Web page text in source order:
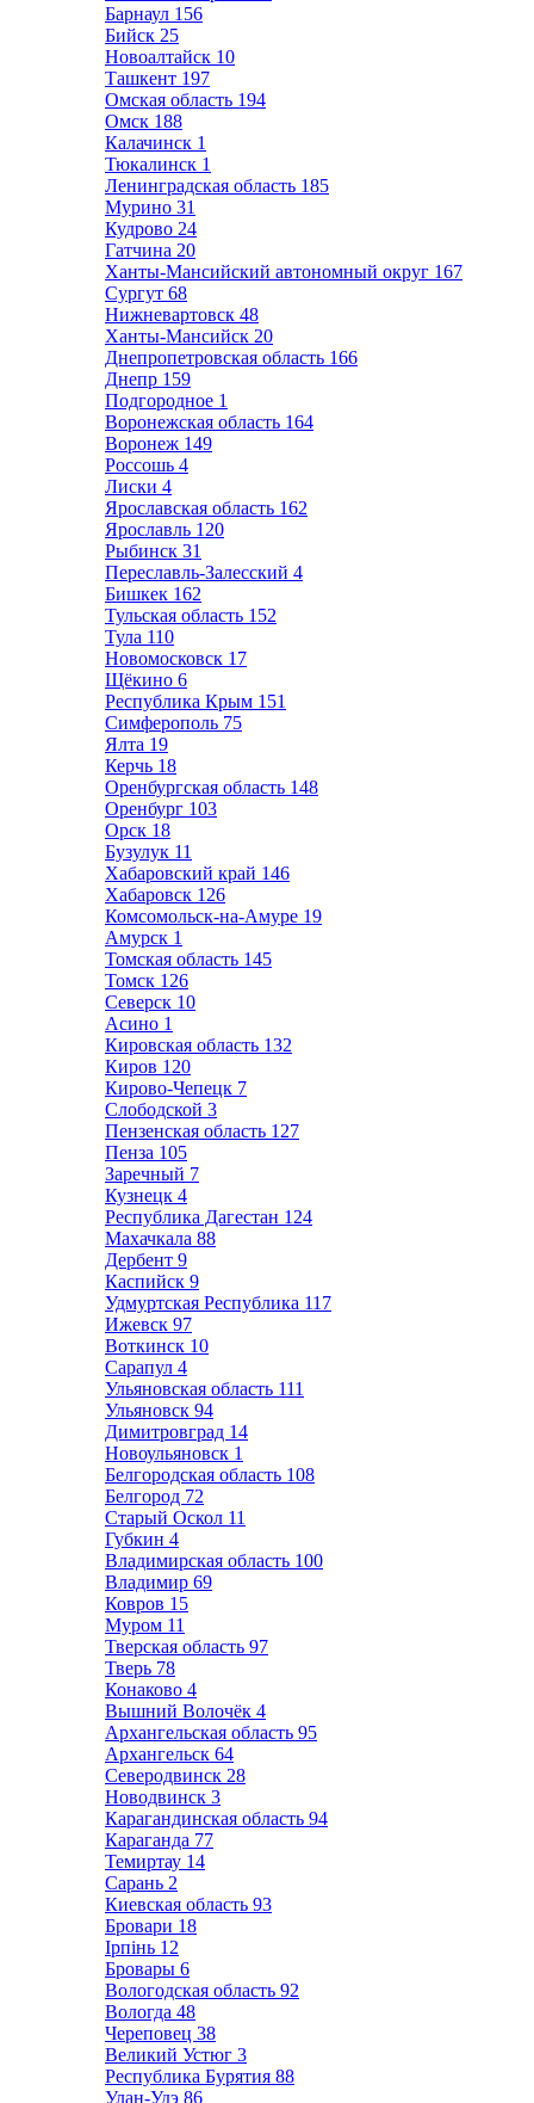
Барнаул 156
Бийск 25
Новоалтайск 10
Ташкент 197
Омская область 194
Омск 188
Калачинск 1
Тюкалинск 1
Ленинградская область 185
Мурино 31
Кудрово 24
Гатчина 20
Ханты-Мансийский автономный округ 167
Сургут 68
Нижневартовск 48
Ханты-Мансийск 20
Днепропетровская область 166
Днепр 159
Подгородное 1
Воронежская область 164
Воронеж 149
Россошь 4
Лиски 4
Ярославская область 162
Ярославль 120
Рыбинск 31
Переславль-Залесский 4
Бишкек 162
Тульская область 152
Тула 110
Новомосковск 17
Щёкино 6
Республика Крым 151
Симферополь 75
Ялта 19
Керчь 18
Оренбургская область 148
Оренбург 103
Орск 18
Бузулук 11
Хабаровский край 146
Хабаровск 126
Комсомольск-на-Амуре 19
Амурск 1
Томская область 145
Томск 126
Северск 10
Асино 1
Кировская область 132
Киров 120
Кирово-Чепецк 7
Слободской 3
Пензенская область 127
Пенза 105
Заречный 7
Кузнецк 4
Республика Дагестан 124
Махачкала 88
Дербент 9
Каспийск 9
Удмуртская Республика 117
Ижевск 97
Воткинск 10
Сарапул 4
Ульяновская область 111
Ульяновск 94
Димитровград 14
Новоульяновск 1
Белгородская область 108
Белгород 72
Старый Оскол 11
Губкин 4
Владимирская область 100
Владимир 69
Ковров 15
Муром 11
Тверская область 97
Тверь 78
Конаково 4
Вышний Волочёк 4
Архангельская область 95
Архангельск 64
Северодвинск 28
Новодвинск 3
Карагандинская область 94
Караганда 77
Темиртау 14
Сарань 2
Киевская область 93
Бровари 18
Ірпінь 12
Бровары 6
Вологодская область 92
Вологда 48
Череповец 38
Великий Устюг 3
Республика Бурятия 88
Улан-Удэ 86